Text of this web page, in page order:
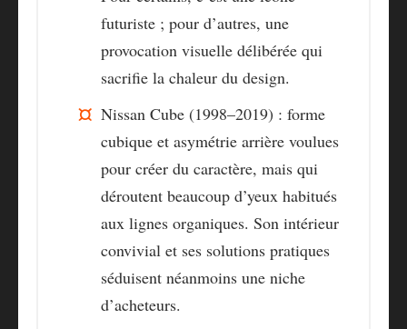
futuriste ; pour d’autres, une
provocation visuelle délibérée qui
sacrifie la chaleur du design.
Nissan Cube (1998–2019) : forme
cubique et asymétrie arrière voulues
pour créer du caractère, mais qui
déroutent beaucoup d’yeux habitués
aux lignes organiques. Son intérieur
convivial et ses solutions pratiques
séduisent néanmoins une niche
d’acheteurs.